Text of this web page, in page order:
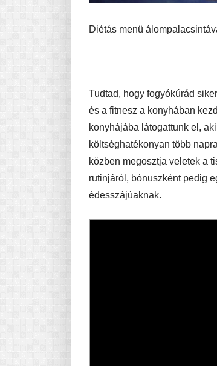
Diétás menü
Tudtad, hogy fogyókúrád
és a fitnesz a konyhában
konyhájába látogattunk el,
költséghatékonyan több
közben megosztja veletek a
rutinjáról, bónuszként pedig
édesszájúaknak.